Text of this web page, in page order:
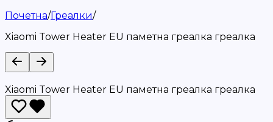
Почетна/Греалки/
Xiaomi Tower Heater EU паметна греалка греалка
Xiaomi Tower Heater EU паметна греалка греалка